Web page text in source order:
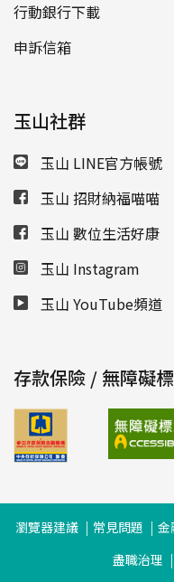
行動銀行下載
申訴信箱
玉山社群
玉山 LINE官方帳號
玉山 招財納福喵喵
玉山 數位生活好康
玉山 Instagram
玉山 YouTube頻道
存款保險 / 無障礙
瀏覽器建議 常見問題 金
盡職治理